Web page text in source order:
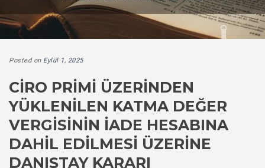
Posted on Eylül 1, 2025
CIRO PRIMI ÜZERINDEN
YÜKLENILEN KATMA DEĞER
VERGISININ İADE HESABINA
DAHIL EDILMESI ÜZERINE
DANIŞTAY KARARI